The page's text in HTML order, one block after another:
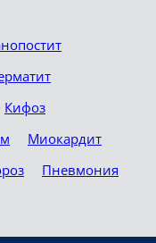
Кифоз
Миокардит
Пневмония